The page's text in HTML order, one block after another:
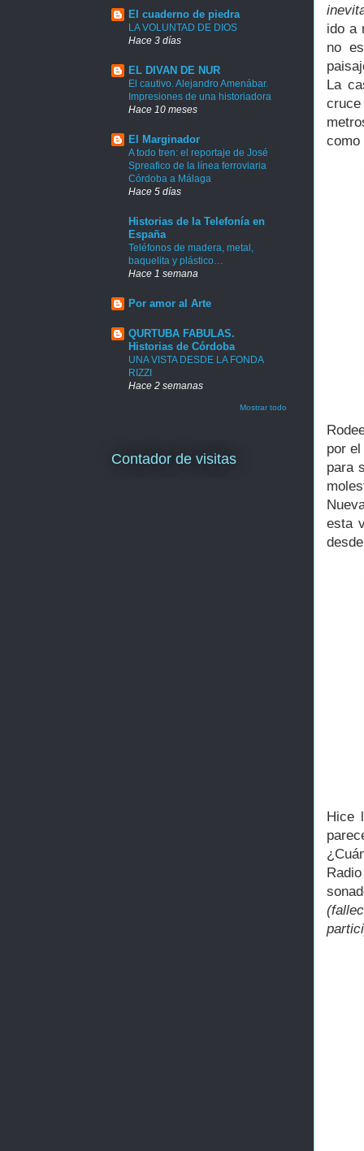
ido a
no
La
como
por
para
esta
Hice
El cuaderno de piedra
LA VOLUNTAD DE DIOS
Hace 3 días
EL DIVAN DE NUR
El cautivo. Alejandro Amenábar.
Impresiones de una historiadora
Hace 10 meses
El Marginador
A todo tren: el reportaje de José
Spreafico de la línea ferroviaria
Córdoba a Málaga
Hace 5 días
Historias de la Telefonía en
España
Teléfonos de madera, metal,
baquelita y plástico…
Hace 1 semana
Por amor al Arte
QURTUBA FABULAS.
Historias de Córdoba
UNA VISTA DESDE LA FONDA
RIZZI
Hace 2 semanas
Mostrar todo
Contador de visitas